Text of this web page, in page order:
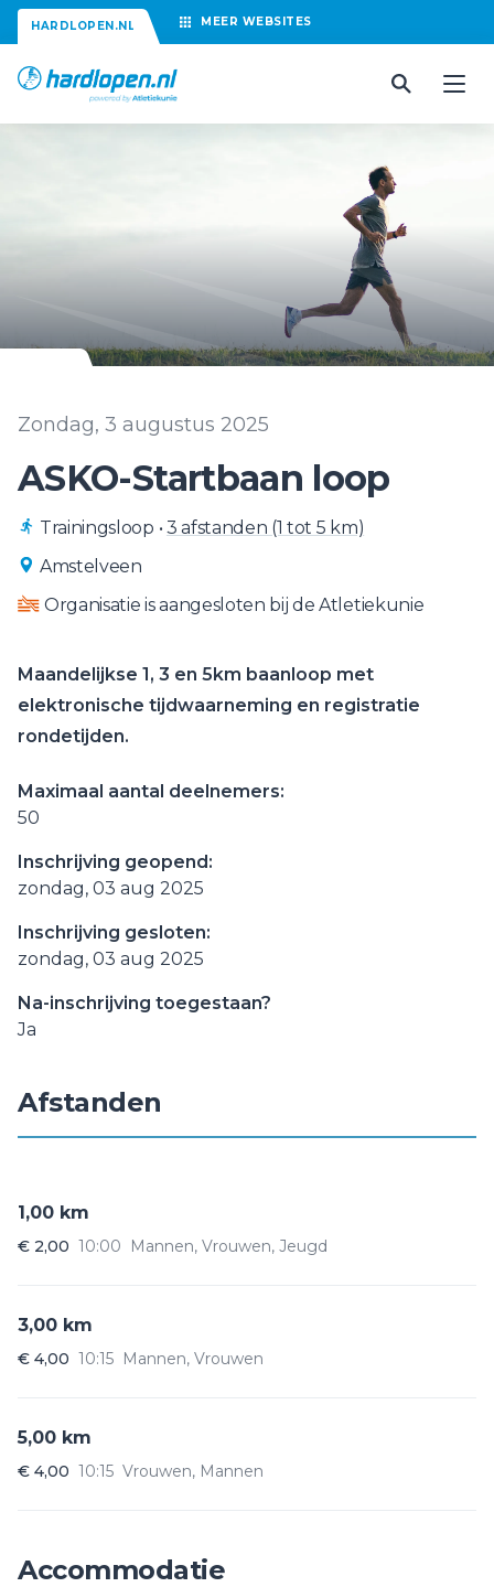
HARDLOPEN.NL MEER WEBSITES
Zondag, 3 augustus 2025
ASKO-Startbaan loop
Trainingsloop • 3 afstanden (1 tot 5 km)
Amstelveen
Organisatie is aangesloten bij de Atletiekunie
Maandelijkse 1, 3 en 5km baanloop met
elektronische tijdwaarneming en registratie
rondetijden.
Maximaal aantal deelnemers:
50
Inschrijving geopend:
zondag, 03 aug 2025
Inschrijving gesloten:
zondag, 03 aug 2025
Na-inschrijving toegestaan?
Ja
Afstanden
1,00 km
10:00 Mannen, Vrouwen, Jeugd
€ 2,00
3,00 km
10:15 Mannen, Vrouwen
€ 4,00
5,00 km
10:15 Vrouwen, Mannen
€ 4,00
Accommodatie